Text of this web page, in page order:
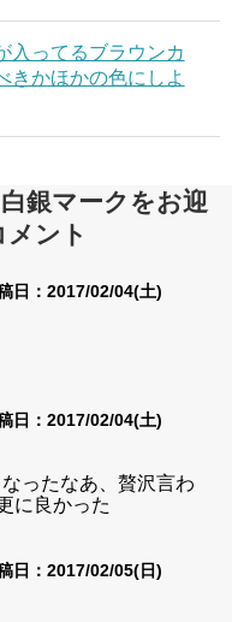
入ってるブラウンカ
きかほかの色にしよ
銀マークをお迎
ント
日：2017/02/04(土)
日：2017/02/04(土)
ったなあ、贅沢言わ
に良かった
日：2017/02/05(日)